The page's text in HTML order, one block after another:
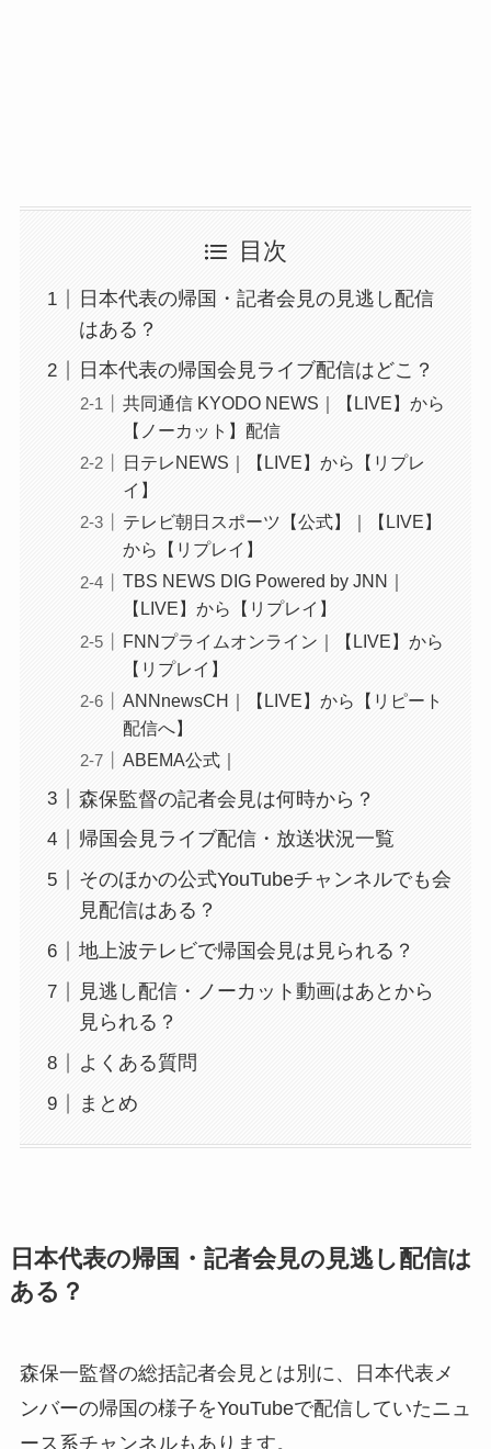
目次
日本代表の帰国・記者会見の見逃し配信
はある？
日本代表の帰国会見ライブ配信はどこ？
共同通信 KYODO NEWS｜【LIVE】から
【ノーカット】配信
日テレNEWS｜【LIVE】から【リプレ
イ】
テレビ朝日スポーツ【公式】｜【LIVE】
から【リプレイ】
TBS NEWS DIG Powered by JNN｜
【LIVE】から【リプレイ】
FNNプライムオンライン｜【LIVE】から
【リプレイ】
ANNnewsCH｜【LIVE】から【リピート
配信へ】
ABEMA公式｜
森保監督の記者会見は何時から？
帰国会見ライブ配信・放送状況一覧
そのほかの公式YouTubeチャンネルでも会
見配信はある？
地上波テレビで帰国会見は見られる？
見逃し配信・ノーカット動画はあとから
見られる？
よくある質問
まとめ
日本代表の帰国・記者会見の見逃し配信は
ある？
森保一監督の総括記者会見とは別に、日本代表メ
ンバーの帰国の様子をYouTubeで配信していたニュ
ース系チャンネルもあります。